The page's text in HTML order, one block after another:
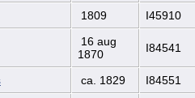
1809 I45910
16 aug
1870
I84541
ca. 1829 I84551